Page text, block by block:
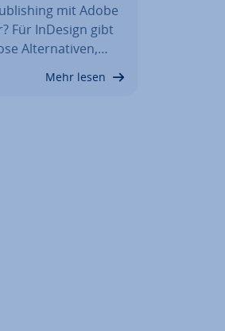
mit Adobe
Für InDesign gibt
Al­ter­na­ti­ven,…
Mehr lesen